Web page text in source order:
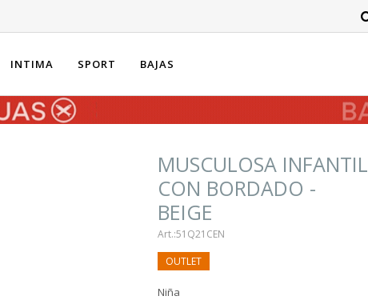
INTIMA SPORT BAJAS
MUSCULOSA INFANTIL
CON BORDADO -
BEIGE
51Q21CEN
Niña